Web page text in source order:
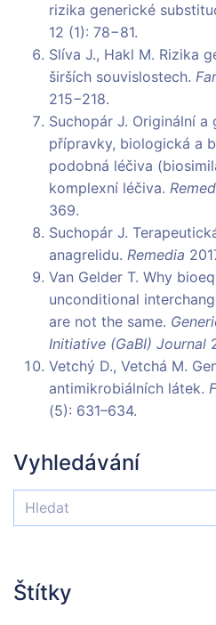
rizika generické
12 (1): 78−81.
Slíva J., Hakl M. Rizika
širších souvislostech.
215−218.
Suchopár J. Originální a
přípravky, biologická a
podobná léčiva
komplexní léčiva.
369.
Suchopár J.
anagrelidu. Remedia
Van Gelder T. Why
unconditional
are not the same.
Initiative (GaBI) Journal
Vetchý D., Vetchá M.
antimikrobiálních látek.
(5): 631–634.
Vyhledávání
Štítky